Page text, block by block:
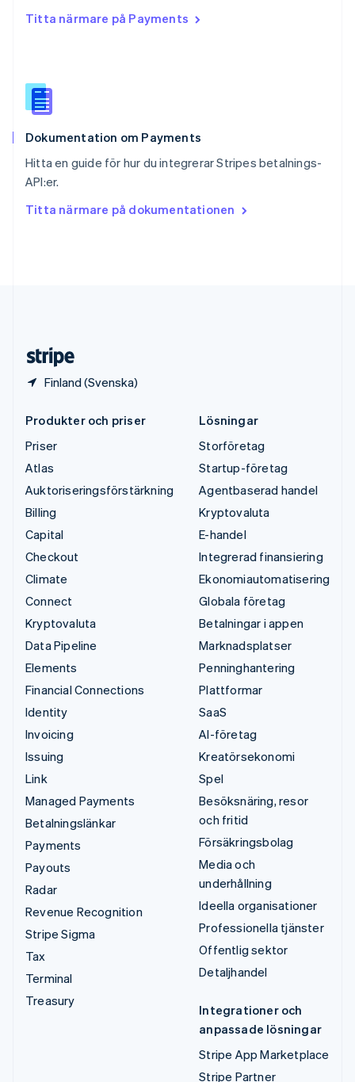
Titta närmare på Payments
Dokumentation om Payments
Hitta en guide för hur du integrerar Stripes betalnings-
API:er.
Titta närmare på dokumentationen
Finland (Svenska)
English
Español
Storbritannien
Sverige
Thailand
ไทย
English
Produkter och priser
Priser
Atlas
Auktoriseringsförstärkning
Billing
Capital
Checkout
Climate
Connect
Kryptovaluta
Data Pipeline
Elements
Financial Connections
Identity
Invoicing
Issuing
Link
Managed Payments
Betalningslänkar
Payments
Payouts
Radar
Revenue Recognition
Stripe Sigma
Tax
Terminal
Treasury
Lösningar
Storföretag
Startup-företag
Agentbaserad handel
Kryptovaluta
E-handel
Integrerad finansiering
Ekonomiautomatisering
Globala företag
Betalningar i appen
Marknadsplatser
Penninghantering
Plattformar
SaaS
AI-företag
Kreatörsekonomi
Spel
Besöksnäring, resor
och fritid
Försäkringsbolag
Media och
underhållning
Ideella organisationer
Professionella tjänster
Offentlig sektor
Detaljhandel
Integrationer och
anpassade lösningar
Stripe App Marketplace
Stripe Partner